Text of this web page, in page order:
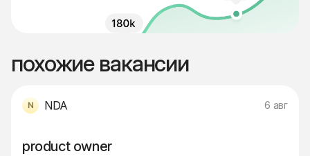
похожие вакансии
NDA 6 авг
product owner